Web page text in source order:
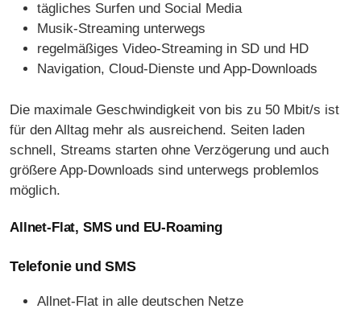
tägliches Surfen und Social Media
Musik-Streaming unterwegs
regelmäßiges Video-Streaming in SD und HD
Navigation, Cloud-Dienste und App-Downloads
Die maximale Geschwindigkeit von bis zu 50 Mbit/s ist
für den Alltag mehr als ausreichend. Seiten laden
schnell, Streams starten ohne Verzögerung und auch
größere App-Downloads sind unterwegs problemlos
möglich.
Allnet-Flat, SMS und EU-Roaming
Telefonie und SMS
Allnet-Flat in alle deutschen Netze